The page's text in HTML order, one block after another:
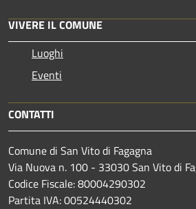
VIVERE IL COMUNE
Luoghi
Eventi
CONTATTI
Comune di San Vito di Fagagna
Via Nuova n. 100 - 33030 San Vito di
Codice Fiscale: 80004290302
Partita IVA: 00524440302